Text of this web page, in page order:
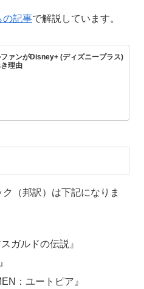
の記事で解説しています。
ァンがDisney+ (ディズニープラス)
理由
（邦訳）は下記になりま
ガルドの伝説』
：ユートピア』